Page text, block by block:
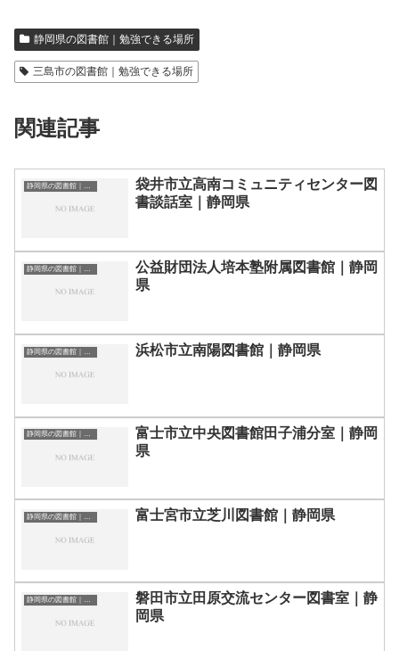
静岡県の図書館｜勉強できる場所
三島市の図書館｜勉強できる場所
関連記事
袋井市立高南コミュニティセンター図
書談話室｜静岡県
公益財団法人培本塾附属図書館｜静岡
県
浜松市立南陽図書館｜静岡県
静岡県の図書館｜勉強できる場所
富士市立中央図書館田子浦分室｜静岡
県
静岡県の図書館｜勉強できる場所 富士宮市立芝川図書館｜静岡県
静岡県の図書館｜勉強できる場所
磐田市立田原交流センター図書室｜静
岡県